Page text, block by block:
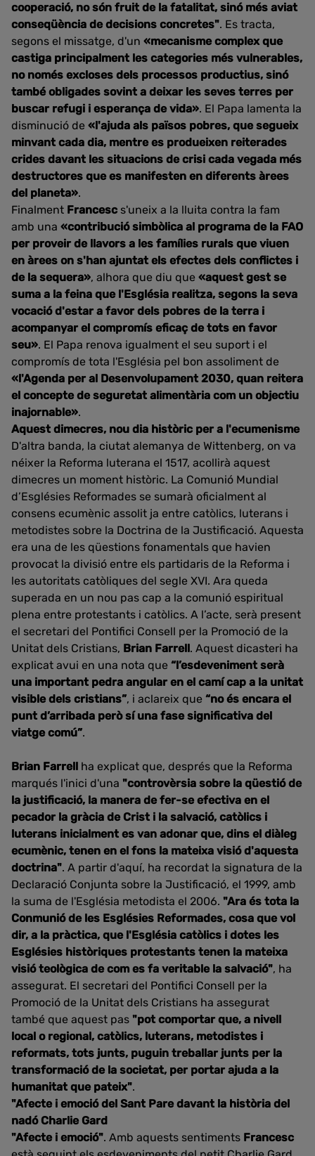
cooperació, no són fruit de la fatalitat, sinó més aviat
conseqüència de decisions concretes". Es tracta,
segons el missatge, d'un «mecanisme complex que
castiga principalment les categories més vulnerables,
no només excloses dels processos productius, sinó
també obligades sovint a deixar les seves terres per
buscar refugi i esperança de vida». El Papa lamenta la
disminució de «l'ajuda als països pobres, que segueix
minvant cada dia, mentre es produeixen reiterades
crides davant les situacions de crisi cada vegada més
destructores que es manifesten en diferents àrees
del planeta».
Finalment Francesc s'uneix a la lluita contra la fam
amb una «contribució simbòlica al programa de la FAO
per proveir de llavors a les famílies rurals que viuen
en àrees on s'han ajuntat els efectes dels conflictes i
de la sequera», alhora que diu que «aquest gest se
suma a la feina que l'Església realitza, segons la seva
vocació d'estar a favor dels pobres de la terra i
acompanyar el compromís eficaç de tots en favor
seu». El Papa renova igualment el seu suport i el
compromís de tota l'Església pel bon assoliment de
«l'Agenda per al Desenvolupament 2030, quan reitera
el concepte de seguretat alimentària com un objectiu
inajornable».
Aquest dimecres, nou dia històric per a l'ecumenisme
D'altra banda, la ciutat alemanya de Wittenberg, on va
néixer la Reforma luterana el 1517, acollirà aquest
dimecres un moment històric. La Comunió Mundial
d’Esglésies Reformades se sumarà oficialment al
consens ecumènic assolit ja entre catòlics, luterans i
metodistes sobre la Doctrina de la Justificació. Aquesta
era una de les qüestions fonamentals que havien
provocat la divisió entre els partidaris de la Reforma i
les autoritats catòliques del segle XVI. Ara queda
superada en un nou pas cap a la comunió espiritual
plena entre protestants i catòlics. A l’acte, serà present
el secretari del Pontifici Consell per la Promoció de la
Unitat dels Cristians, Brian Farrell. Aquest dicasteri ha
explicat avui en una nota que “l’esdeveniment serà
una important pedra angular en el camí cap a la unitat
visible dels cristians”, i aclareix que “no és encara el
punt d’arribada però sí una fase significativa del
viatge comú”.
Brian Farrell ha explicat que, després que la Reforma
marqués l'inici d'una "controvèrsia sobre la qüestió de
la justificació, la manera de fer-se efectiva en el
pecador la gràcia de Crist i la salvació, catòlics i
luterans inicialment es van adonar que, dins el diàleg
ecumènic, tenen en el fons la mateixa visió d'aquesta
doctrina". A partir d'aquí, ha recordat la signatura de la
Declaració Conjunta sobre la Justificació, el 1999, amb
la suma de l'Església metodista el 2006. "Ara és tota la
Conmunió de les Esglésies Reformades, cosa que vol
dir, a la pràctica, que l'Església catòlics i dotes les
Esglésies històriques protestants tenen la mateixa
visió teològica de com es fa veritable la salvació", ha
assegurat. El secretari del Pontifici Consell per la
Promoció de la Unitat dels Cristians ha assegurat
també que aquest pas "pot comportar que, a nivell
local o regional, catòlics, luterans, metodistes i
reformats, tots junts, puguin treballar junts per la
transformació de la societat, per portar ajuda a la
humanitat que pateix".
"Afecte i emoció del Sant Pare davant la història del
nadó Charlie Gard
"Afecte i emoció". Amb aquests sentiments Francesc